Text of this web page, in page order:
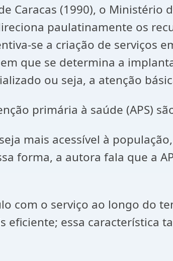
Caracas (1990), o Ministério
paulatinamente os
se a criação de serviços
que se determina a
ou seja, a atenção
primária à saúde (APS)
mais acessível à
forma, a autora fala que a
com o serviço ao longo do
essa característica